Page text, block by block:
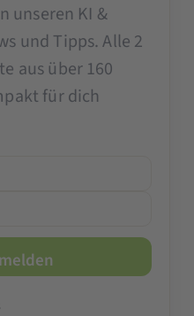
unseren KI &
und Tipps. Alle 2
aus über 160
für dich